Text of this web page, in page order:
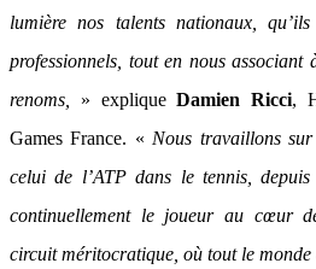
lumière nos talents nationaux,
professionnels, tout en nous associant
renoms,
» expliqueDamien Ricci,
Games France. « Nous travaillons
celui de l’ATP dans le tennis,
continuellement le joueur au cœur
circuit méritocratique, où tout le monde